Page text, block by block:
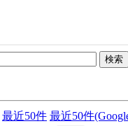
最近50件 最近50件